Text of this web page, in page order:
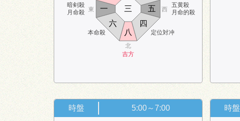
暗剣殺
月命殺
五黄殺
月命的殺
本命殺
吉方
定位対冲
北
東 西
八
一
三
四
五
六
時盤 5:00～7:00 時盤